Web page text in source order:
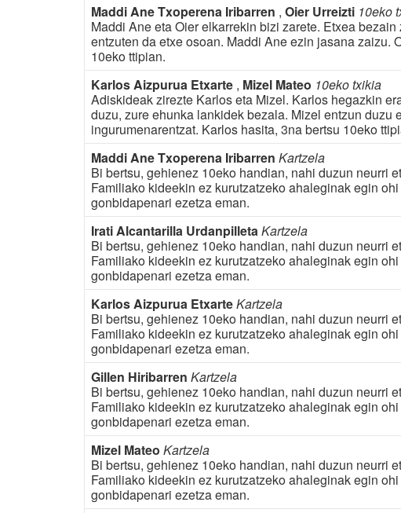
Maddi Ane Txoperena Iribarren , Oier Urreizti 10eko
Maddi Ane eta Oier elkarrekin bizi zarete. Etxea
entzuten da etxe osoan. Maddi Ane ezin jasana zaizu.
10eko ttipian.
Karlos Aizpurua Etxarte , Mizel Mateo 10eko txikia
Adiskideak zirezte Karlos eta Mizel. Karlos hegazkin
duzu, zure ehunka lankidek bezala. Mizel entzun duzu
ingurumenarentzat. Karlos hasita, 3na bertsu 10eko
Maddi Ane Txoperena Iribarren Kartzela
Bi bertsu, gehienez 10eko handian, nahi duzun neurri
Familiako kideekin ez kurutzatzeko ahaleginak egin
gonbidapenari ezetza eman.
Irati Alcantarilla UrdanpilletaKartzela
Bi bertsu, gehienez 10eko handian, nahi duzun neurri
Familiako kideekin ez kurutzatzeko ahaleginak egin
gonbidapenari ezetza eman.
Karlos Aizpurua EtxarteKartzela
Bi bertsu, gehienez 10eko handian, nahi duzun neurri
Familiako kideekin ez kurutzatzeko ahaleginak egin
gonbidapenari ezetza eman.
Gillen Hiribarren Kartzela
Bi bertsu, gehienez 10eko handian, nahi duzun neurri
Familiako kideekin ez kurutzatzeko ahaleginak egin
gonbidapenari ezetza eman.
Mizel Mateo Kartzela
Bi bertsu, gehienez 10eko handian, nahi duzun neurri
Familiako kideekin ez kurutzatzeko ahaleginak egin
gonbidapenari ezetza eman.